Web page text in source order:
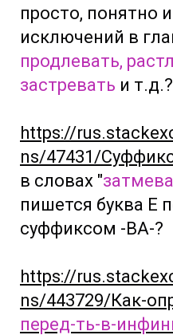
просто, понятно
исключений в
продлевать,
застревать и т.д.?
https://
ns/47431/
в словах "
пишется буква Е
суффиксом -ВА-?
https://
ns/443729/Как-
перед-ть-в-